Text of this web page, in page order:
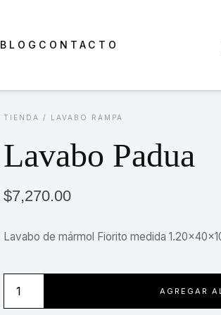
BLOG CONTACTO
TIENDA / LAVABO RAMPA
Lavabo Padua
$7,270.00
Lavabo de mármol Fiorito medida
Padua
AGREGAR